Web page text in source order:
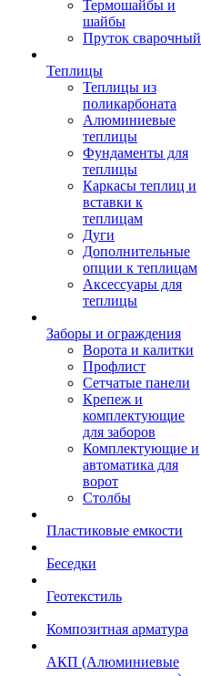
Термошайбы и
шайбы
Пруток сварочный
Теплицы
Теплицы из
поликарбоната
Алюминиевые
теплицы
Фундаменты для
теплицы
Каркасы теплиц и
вставки к
теплицам
Дуги
Дополнительные
опции к теплицам
Аксессуары для
теплицы
Заборы и ограждения
Ворота и калитки
Профлист
Сетчатые панели
Крепеж и
комплектующие
для заборов
Комплектующие и
автоматика для
ворот
Столбы
Пластиковые емкости
Беседки
Геотекстиль
Композитная арматура
АКП (Алюминиевые